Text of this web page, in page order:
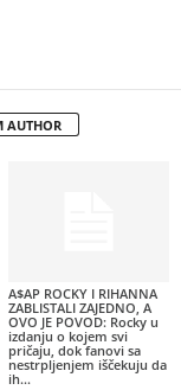
AUTHOR
A$AP ROCKY I RIHANNA
ZABLISTALI ZAJEDNO, A
OVO JE POVOD: Rocky u
izdanju o kojem svi
pričaju, dok fanovi sa
nestrpljenjem iščekuju da
ih...